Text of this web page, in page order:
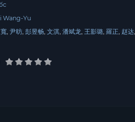
Wang-Yu
尹昉 彭昱畅 文淇 潘斌龙 王影璐 羅正 赵达